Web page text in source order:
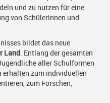
und zu nutzen für eine
von Schülerinnen und
bildet das neue
Land. Entlang der gesamten
aller Schulformen
erhalten zum individuellen
zum Forschen,